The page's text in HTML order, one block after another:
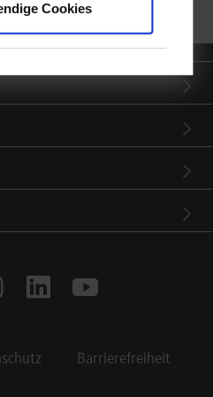
Cookies
linkedinyoutube
Barrierefreiheit